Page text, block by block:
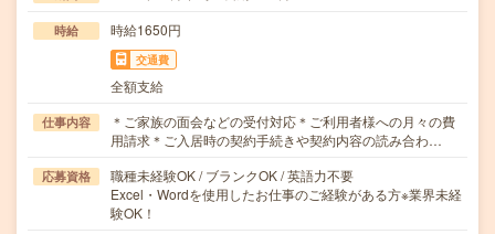
時給 時給1650円
交通費
全額支給
仕事内容
＊ご家族の面会などの受付対応＊ご利用者様への月々の費
用請求＊ご入居時の契約手続きや契約内容の読み合わ…
応募資格
職種未経験OK / ブランクOK / 英語力不要
Excel・Wordを使用したお仕事のご経験がある方※業界未経
験OK！